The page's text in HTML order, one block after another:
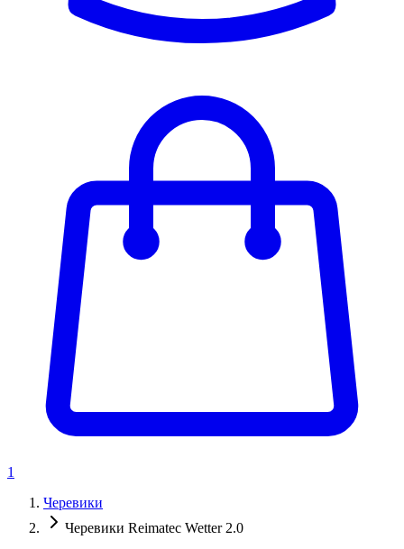
1
Черевики
Черевики Reimatec Wetter 2.0